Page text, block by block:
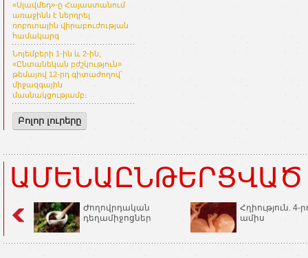
«Սլավմեդ»-ը Հայաստանում
առաջինն է ներդրել
ռոբոտային վիրաբուժության
համակարգ
Նոյեմբերի 1-ին և 2-ին,
«Ընտանեկան բժշկություն»
թեմայով 12-րդ գիտաժողով՝
միջազգային
մասնակցությամբ։
Բոլոր լուրերը
Ժողովրդական
դեղամիջոցներ
Հղիություն. 4-
ամիս